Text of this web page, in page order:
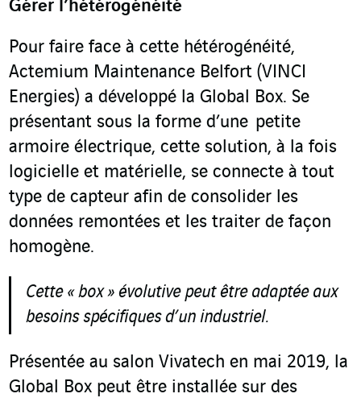
Gérer l’hétérogénéité
Pour faire face à cette hétérogénéité,
Actemium Maintenance Belfort (VINCI
Energies) a développé la Global Box. Se
présentant sous la forme d’une petite
armoire électrique, cette solution, à la fois
logicielle et matérielle, se connecte à tout
type de capteur afin de consolider les
données remontées et les traiter de façon
homogène.
Cette « box » évolutive peut être adaptée aux
besoins spécifiques d’un industriel.
Présentée au salon Vivatech en mai 2019, la
Global Box peut être installée sur des